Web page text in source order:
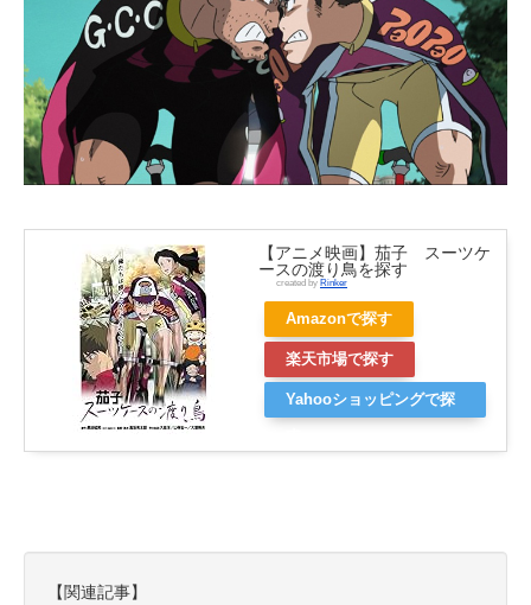
【アニメ映画】茄子 スーツケ
ースの渡り鳥を探す
created by Rinker
Amazonで探す
楽天市場で探す
Yahooショッピングで探
【関連記事】